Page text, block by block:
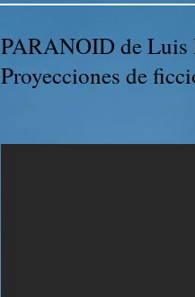
PARANOID de Luis
Proyecciones de